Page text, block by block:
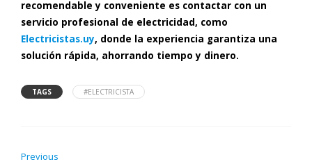
recomendable y conveniente es contactar con un
servicio profesional de electricidad, como
Electricistas.uy, donde la experiencia garantiza una
solución rápida, ahorrando tiempo y dinero.
TAGS #ELECTRICISTA
Previous